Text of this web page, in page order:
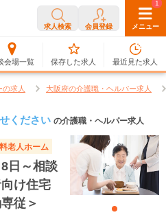
求人検索 会員登録 メニュー
会場一覧
0
保存した求人
1
最近見た求人
求人 大阪府の介護職・ヘルパー求人
ください の介護職・ヘルパー求人
老人ホーム
日～相談
け住宅
従＞